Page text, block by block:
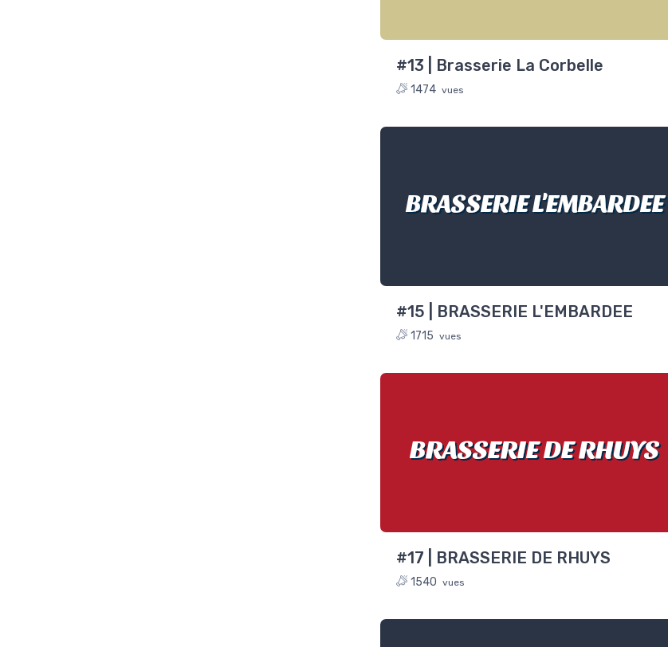
#13 | Brasserie La Corbelle
1474 vues
BRASSERIE L'EMBARDEE
#15 | BRASSERIE L'EMBARDEE
1715 vues
BRASSERIE DE RHUYS
#17 | BRASSERIE DE RHUYS
1540 vues